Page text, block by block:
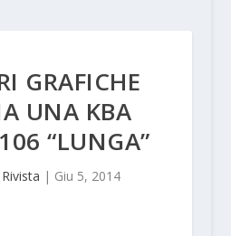
GRAFICHE
UNA KBA
“LUNGA”
Rivista | Giu 5, 2014